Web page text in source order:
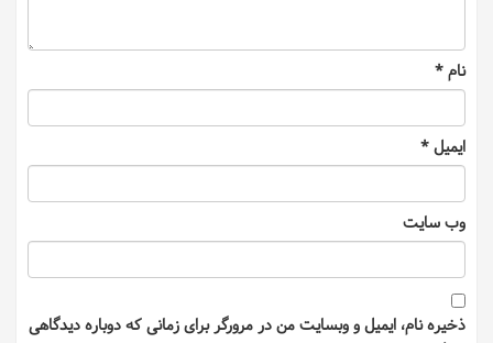
نام*
ایمیل*
وب‌ سایت
ذخیره نام، ایمیل و وبسایت من در مرورگر برای زمانی که دوباره دیدگاهی